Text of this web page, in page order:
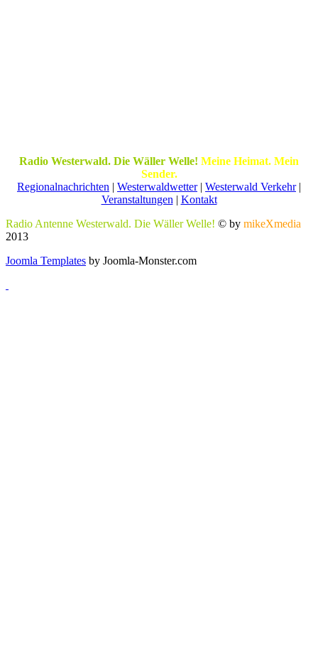
Radio Westerwald. Die Wäller Welle! Meine Heimat. Mein
Sender.
Regionalnachrichten | Westerwaldwetter| Westerwald Verkehr|
Veranstaltungen | Kontakt
Radio Antenne Westerwald. Die Wäller Welle! © by mikeXmedia
2013
Joomla Templates by Joomla-Monster.com